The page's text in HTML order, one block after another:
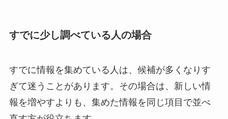
すでに少し調べている人の場合
すでに情報を集めている人は、候補が多くなりす
ぎて迷うことがあります。その場合は、新しい情
報を増やすよりも、集めた情報を同じ項目で並べ